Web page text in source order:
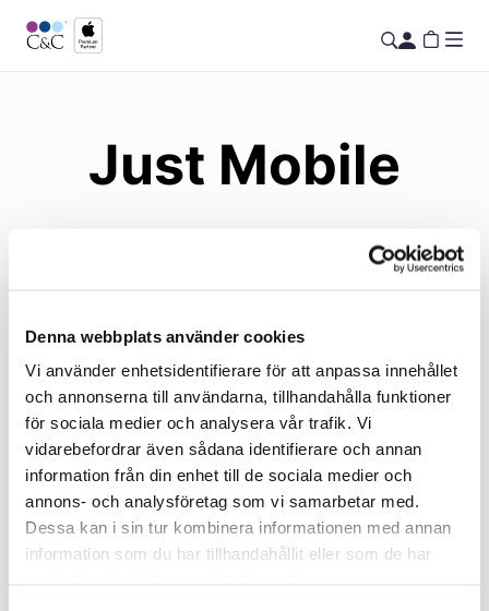
Denna webbplats använder cookies
Vi använder enhetsidentifierare för att anpassa innehållet
och annonserna till användarna, tillhandahålla funktioner
för sociala medier och analysera vår trafik. Vi
vidarebefordrar även sådana identifierare och annan
information från din enhet till de sociala medier och
annons- och analysföretag som vi samarbetar med.
Dessa kan i sin tur kombinera informationen med annan
information som du har tillhandahållit eller som de har
Just Mobile